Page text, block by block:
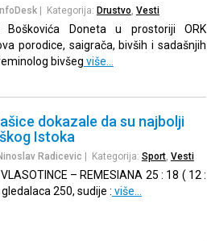
| Kategorija: Drustvo Vesti
Boškovića Doneta u prostoriji ORK
porodice, saigrača, bivših i sadašnjih
bivšeg više…
dokazale da su najbolji
Istoka
Radicevic | Kategorija: Sport, Vesti
– REMESIANA 25 : 18 ( 12 :
250, sudije : više…